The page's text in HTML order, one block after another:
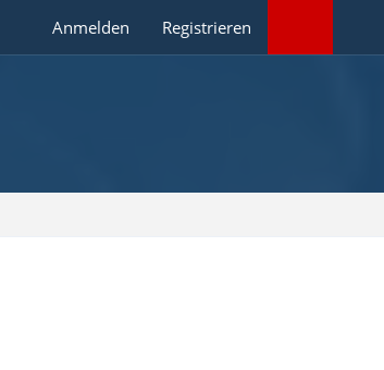
Anmelden Registrieren